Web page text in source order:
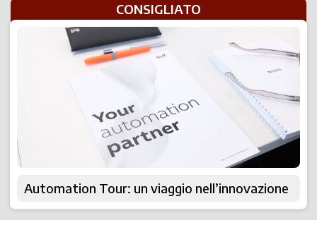
CONSIGLIATO
Automation Tour: un viaggio nell’innovazione